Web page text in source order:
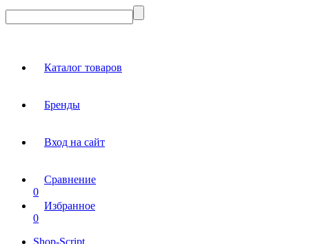
Каталог товаров
Бренды
Вход на сайт
Сравнение
0
Избранное
0
Shop-Script